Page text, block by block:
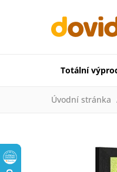
Totální
Úvodní stránka